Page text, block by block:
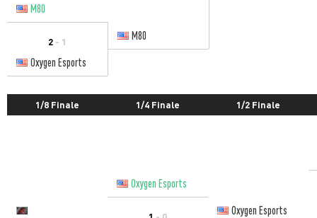
M80
2 - 1
M80
Oxygen Esports
1/8 Finale 1/4 Finale 1/2 Finale
Oxygen Esports
Oxygen Esports